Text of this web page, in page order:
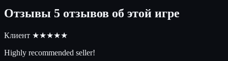
Отзывы 5 отзывов об этой игре
Клиент ★★★★★
Highly recommended seller!